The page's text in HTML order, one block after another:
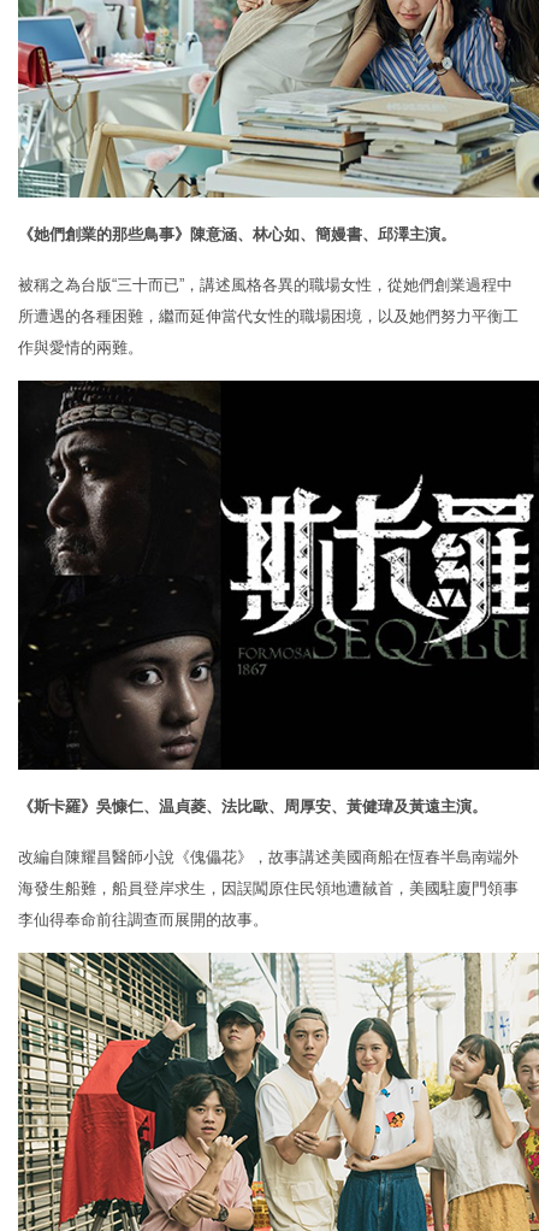
《她們創業的那些鳥事》陳意涵、林心如、簡嫚書、邱澤主演。
被稱之為台版“三十而已”，講述風格各異的職場女性，從她們創業過程中
所遭遇的各種困難，繼而延伸當代女性的職場困境，以及她們努力平衡工
作與愛情的兩難。
《斯卡羅》吳慷仁、温貞菱、法比歐、周厚安、黃健瑋及黃遠主演。
改編自陳耀昌醫師小說《傀儡花》，故事講述美國商船在恆春半島南端外
海發生船難，船員登岸求生，因誤闖原住民領地遭馘首，美國駐廈門領事
李仙得奉命前往調查而展開的故事。